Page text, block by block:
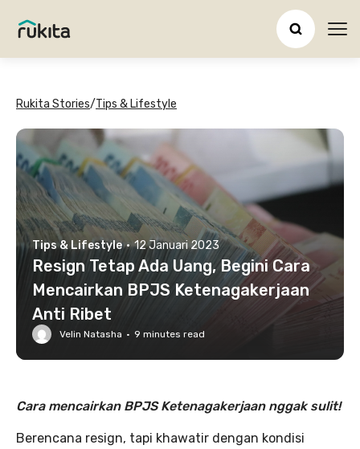
Rukita Stories/Tips & Lifestyle
Tips & Lifestyle · 12 Januari 2023
Resign Tetap Ada Uang, Begini Cara
Mencairkan BPJS Ketenagakerjaan
Anti Ribet
Velin Natasha · 9 minutes read
Cara mencairkan BPJS Ketenagakerjaan nggak sulit!
Berencana resign, tapi khawatir dengan kondisi